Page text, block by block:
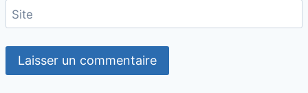
Site